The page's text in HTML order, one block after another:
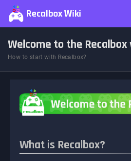
Recalbox Wiki
Welcome to the Recalbox
How to start with Recalbox?
What is Recalbox?